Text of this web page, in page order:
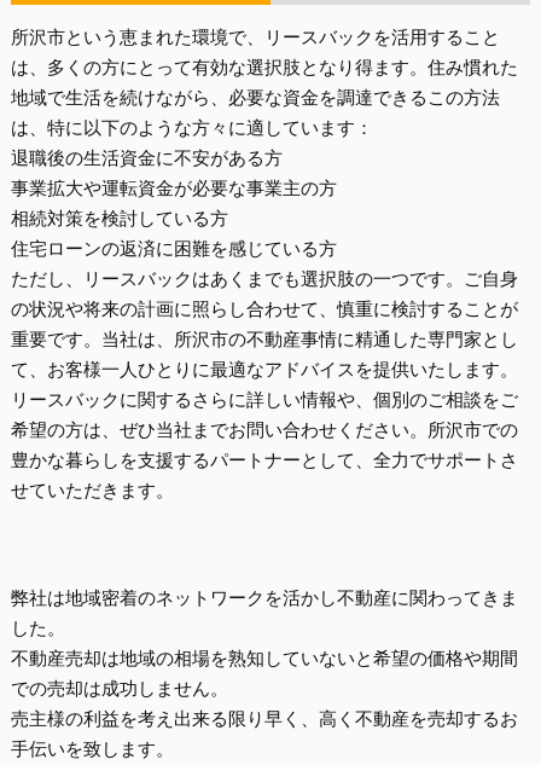
所沢市という恵まれた環境で、リースバックを活用すること
は、多くの方にとって有効な選択肢となり得ます。住み慣れた
地域で生活を続けながら、必要な資金を調達できるこの方法
は、特に以下のような方々に適しています：
退職後の生活資金に不安がある方
事業拡大や運転資金が必要な事業主の方
相続対策を検討している方
住宅ローンの返済に困難を感じている方
ただし、リースバックはあくまでも選択肢の一つです。ご自身
の状況や将来の計画に照らし合わせて、慎重に検討することが
重要です。当社は、所沢市の不動産事情に精通した専門家とし
て、お客様一人ひとりに最適なアドバイスを提供いたします。
リースバックに関するさらに詳しい情報や、個別のご相談をご
希望の方は、ぜひ当社までお問い合わせください。所沢市での
豊かな暮らしを支援するパートナーとして、全力でサポートさ
せていただきます。
弊社は地域密着のネットワークを活かし不動産に関わってきま
した。
不動産売却は地域の相場を熟知していないと希望の価格や期間
での売却は成功しません。
売主様の利益を考え出来る限り早く、高く不動産を売却するお
手伝いを致します。